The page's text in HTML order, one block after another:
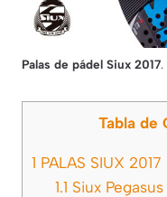
Palas de pádel Siux 2017.
Tabla de
1 PALAS SIUX 2017
1.1 Siux Pegasus